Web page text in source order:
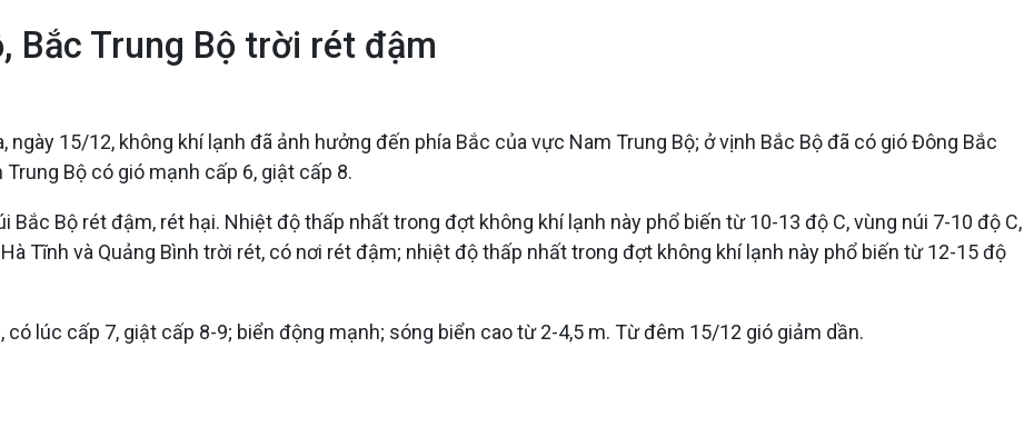
Bắc Trung Bộ trời rét đậm
15/12, không khí lạnh đã ảnh hưởng đến phía Bắc của vực Nam Trung Bộ; ở vịnh Bắc Bộ đã có gió Đông Bắc
Bộ có gió mạnh cấp 6, giật cấp 8.
Bắc Bộ rét đậm, rét hại. Nhiệt độ thấp nhất trong đợt không khí lạnh này phổ biến từ 10-13 độ C, vùng núi 7-10 độ C,
Tĩnh và Quảng Bình trời rét, có nơi rét đậm; nhiệt độ thấp nhất trong đợt không khí lạnh này phổ biến từ 12-15 độ
lúc cấp 7, giật cấp 8-9; biển động mạnh; sóng biển cao từ 2-4,5 m. Từ đêm 15/12 gió giảm dần.